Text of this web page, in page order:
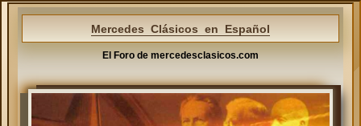
Mercedes Clásicos en Español
El Foro de mercedesclasicos.com